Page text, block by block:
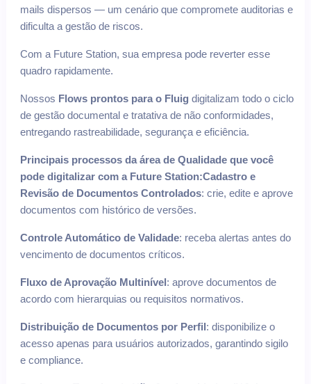
mails dispersos — um cenário que compromete auditorias e
dificulta a gestão de riscos.
Com a Future Station, sua empresa pode reverter esse
quadro rapidamente.
Nossos Flows prontos para o Fluig digitalizam todo o ciclo
de gestão documental e tratativa de não conformidades,
entregando rastreabilidade, segurança e eficiência.
Principais processos da área de Qualidade que você
pode digitalizar com a Future Station:Cadastro e
Revisão de Documentos Controlados: crie, edite e aprove
documentos com histórico de versões.
Controle Automático de Validade: receba alertas antes do
vencimento de documentos críticos.
Fluxo de Aprovação Multinível: aprove documentos de
acordo com hierarquias ou requisitos normativos.
Distribuição de Documentos por Perfil: disponibilize o
acesso apenas para usuários autorizados, garantindo sigilo
e compliance.